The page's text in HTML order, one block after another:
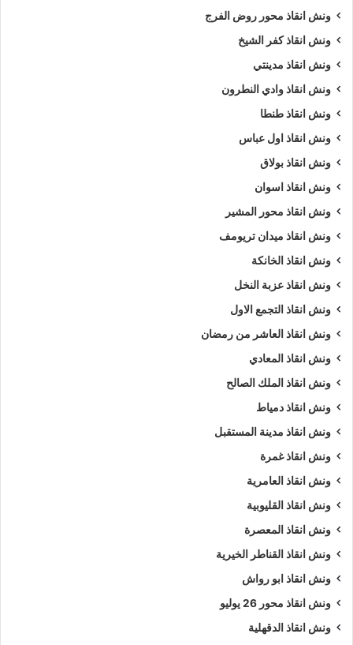
ونش انقاذ محور روض الفرج
ونش انقاذ كفر الشيخ
ونش انقاذ مدينتي
ونش انقاذ وادي النطرون
ونش انقاذ طنطا
ونش انقاذ اول عباس
ونش انقاذ بولاق
ونش انقاذ اسوان
ونش انقاذ محور المشير
ونش انقاذ ميدان تريومف
ونش انقاذ الخانكة
ونش انقاذ عزبة النخل
ونش انقاذ التجمع الاول
ونش انقاذ العاشر من رمضان
ونش انقاذ المعادي
ونش انقاذ الملك الصالح
ونش انقاذ دمياط
ونش انقاذ مدينة المستقبل
ونش انقاذ غمرة
ونش انقاذ العامرية
ونش انقاذ القليوبية
ونش انقاذ المعصرة
ونش انقاذ القناطر الخيرية
ونش انقاذ ابو رواش
ونش انقاذ محور 26 يوليو
ونش انقاذ الدقهلية